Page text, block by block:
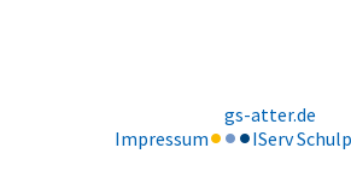
gs-atter.de
Impressum
IServ